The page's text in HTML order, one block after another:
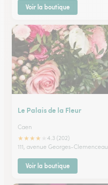
Voir la boutique
Le Palais de la Fleur
Caen
★★★★
4.3 (202)
111, avenue Georges-Clemenceau
Voir la boutique